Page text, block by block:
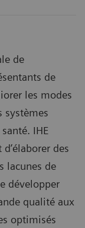
de
de
les modes
systèmes
IHE
des
lacunes de
développer
qualité aux
optimisés